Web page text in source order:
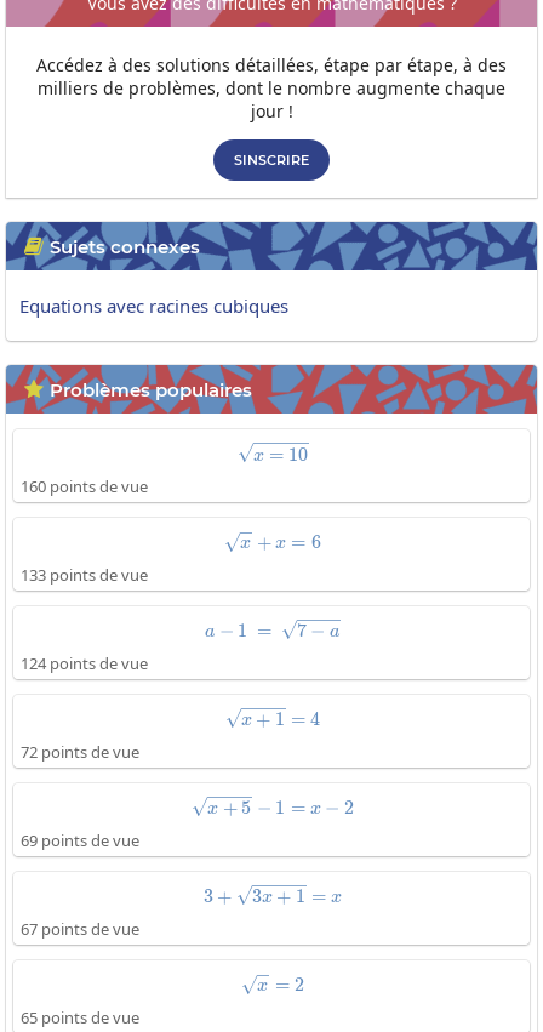
Accédez à des solutions détaillées, étape par étape, à des
milliers de problèmes, dont le nombre augmente chaque
jour !
SINSCRIRE
 Sujets connexes
Equations avec racines cubiques
 Problèmes populaires
\sqrt{x=10}
x = 10
160 points de vue
\sqrt{x}+x=6
x + x = 6
133 points de vue
a-1\:=\:\sqrt{7-a}
a − 1 = 7 − a
124 points de vue
\sqrt{x+1}=4
x + 1 = 4
72 points de vue
\sqrt{x+5}-1=x-2
x + 5 − 1 = x − 2
69 points de vue
3+\sqrt{3x+1}=x
3 + 3x + 1 = x
67 points de vue
\sqrt{x}=2
x = 2
65 points de vue